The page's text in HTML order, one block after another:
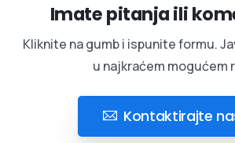
Imate pitanja ili
Kliknite na gumb i ispunite formu.
u najkraćem mogućem
Kontaktirajte